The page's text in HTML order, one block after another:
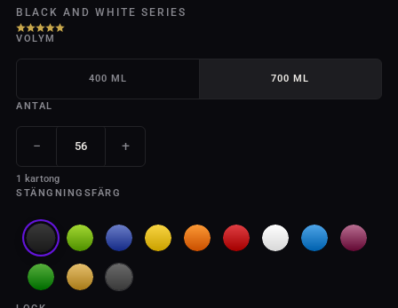
BLACK AND WHITE SERIES
VOLYM
400 ML 700 ML
ANTAL
− +
1 kartong
STÄNGNINGSFÄRG